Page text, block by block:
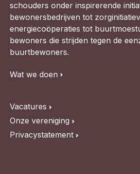
schouders onder inspirerende
bewonersbedrijven tot
energiecoöperaties tot
bewoners die strijden tegen de
buurtbewoners.
Wat we doen
Vacatures
Onze vereniging
Privacystatement